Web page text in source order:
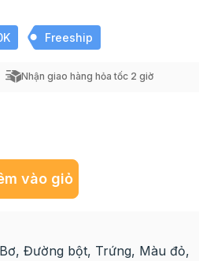
Freeship
Nhận giao hàng hỏa tốc 2 giờ
vào giỏ
Bơ, Đường bột, Trứng, Màu đỏ,